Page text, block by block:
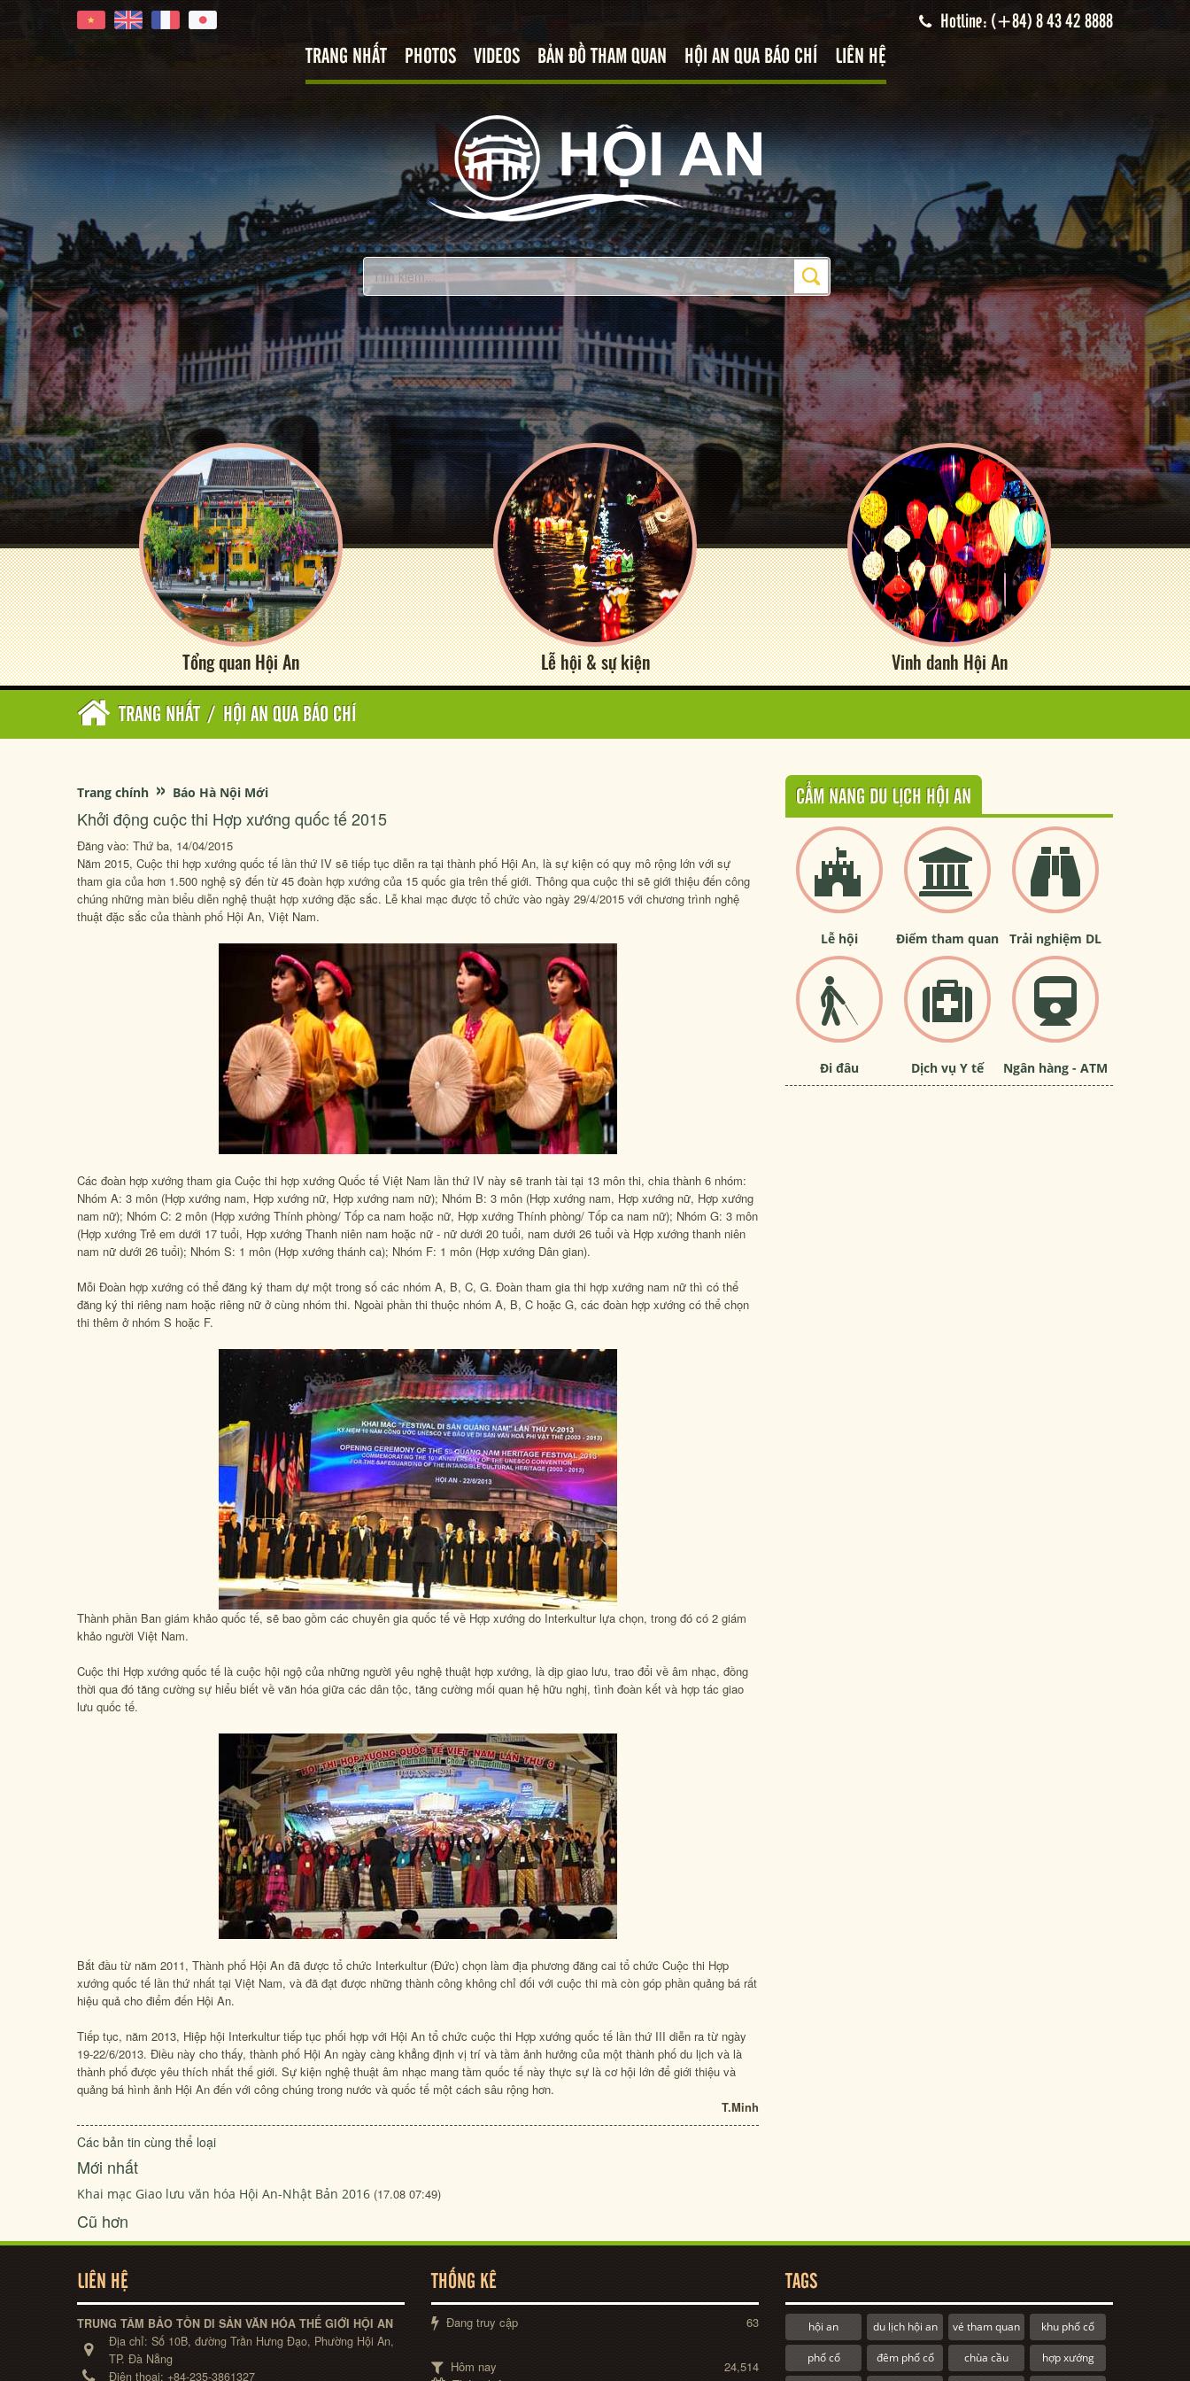
Hotline: (+84) 8 43 42 8888
TRANG NHẤT PHOTOS VIDEOS BẢN ĐỒ THAM QUAN HỘI AN QUA BÁO CHÍ LIÊN HỆ
Tổng quan Hội An Lễ hội & sự kiện Vinh danh Hội An
TRANG NHẤT / HỘI AN QUA BÁO CHÍ
Trang chính » Báo Hà Nội Mới
Khởi động cuộc thi Hợp xướng quốc tế 2015
Đăng vào: Thứ ba, 14/04/2015
Năm 2015, Cuộc thi hợp xướng quốc tế lần thứ IV sẽ tiếp tục diễn ra tại thành phố Hội An, là sự kiện có quy mô rộng lớn với sự
tham gia của hơn 1.500 nghệ sỹ đến từ 45 đoàn hợp xướng của 15 quốc gia trên thế giới. Thông qua cuộc thi sẽ giới thiệu đến công
chúng những màn biểu diễn nghệ thuật hợp xướng đặc sắc. Lễ khai mạc được tổ chức vào ngày 29/4/2015 với chương trình nghệ
thuật đặc sắc của thành phố Hội An, Việt Nam.
Các đoàn hợp xướng tham gia Cuộc thi hợp xướng Quốc tế Việt Nam lần thứ IV này sẽ tranh tài tại 13 môn thi, chia thành 6 nhóm:
Nhóm A: 3 môn (Hợp xướng nam, Hợp xướng nữ, Hợp xướng nam nữ); Nhóm B: 3 môn (Hợp xướng nam, Hợp xướng nữ, Hợp xướng
nam nữ); Nhóm C: 2 môn (Hợp xướng Thính phòng/ Tốp ca nam hoặc nữ, Hợp xướng Thính phòng/ Tốp ca nam nữ); Nhóm G: 3 môn
(Hợp xướng Trẻ em dưới 17 tuổi, Hợp xướng Thanh niên nam hoặc nữ - nữ dưới 20 tuổi, nam dưới 26 tuổi và Hợp xướng thanh niên
nam nữ dưới 26 tuổi); Nhóm S: 1 môn (Hợp xướng thánh ca); Nhóm F: 1 môn (Hợp xướng Dân gian).
Mỗi Đoàn hợp xướng có thể đăng ký tham dự một trong số các nhóm A, B, C, G. Đoàn tham gia thi hợp xướng nam nữ thì có thể
đăng ký thi riêng nam hoặc riêng nữ ở cùng nhóm thi. Ngoài phần thi thuộc nhóm A, B, C hoặc G, các đoàn hợp xướng có thể chọn
thi thêm ở nhóm S hoặc F.
Thành phần Ban giám khảo quốc tế, sẽ bao gồm các chuyên gia quốc tế về Hợp xướng do Interkultur lựa chọn, trong đó có 2 giám
khảo người Việt Nam.
Cuộc thi Hợp xướng quốc tế là cuộc hội ngộ của những người yêu nghệ thuật hợp xướng, là dịp giao lưu, trao đổi về âm nhạc, đồng
thời qua đó tăng cường sự hiểu biết về văn hóa giữa các dân tộc, tăng cường mối quan hệ hữu nghị, tình đoàn kết và hợp tác giao
lưu quốc tế.
Bắt đầu từ năm 2011, Thành phố Hội An đã được tổ chức Interkultur (Đức) chọn làm địa phương đăng cai tổ chức Cuộc thi Hợp
xướng quốc tế lần thứ nhất tại Việt Nam, và đã đạt được những thành công không chỉ đối với cuộc thi mà còn góp phần quảng bá rất
hiệu quả cho điểm đến Hội An.
Tiếp tục, năm 2013, Hiệp hội Interkultur tiếp tục phối hợp với Hội An tổ chức cuộc thi Hợp xướng quốc tế lần thứ III diễn ra từ ngày
19-22/6/2013. Điều này cho thấy, thành phố Hội An ngày càng khẳng định vị trí và tầm ảnh hưởng của một thành phố du lịch và là
thành phố được yêu thích nhất thế giới. Sự kiện nghệ thuật âm nhạc mang tầm quốc tế này thực sự là cơ hội lớn để giới thiệu và
quảng bá hình ảnh Hội An đến với công chúng trong nước và quốc tế một cách sâu rộng hơn.
T.Minh
Các bản tin cùng thể loại
Mới nhất
Khai mạc Giao lưu văn hóa Hội An-Nhật Bản 2016 (17.08 07:49)
Cũ hơn
CẨM NANG DU LỊCH HỘI AN
Lễ hội Điểm tham quan Trải nghiệm DL
Đi đâu Dịch vụ Y tế Ngân hàng - ATM
LIÊN HỆ
TRUNG TÂM BẢO TỒN DI SẢN VĂN HÓA THẾ GIỚI HỘI AN
Địa chỉ: Số 10B, đường Trần Hưng Đạo, Phường Hội An,
TP. Đà Nẵng
Điện thoại: +84-235-3861327
THỐNG KÊ
Đang truy cập 63
Hôm nay
24,514
TAGS
hội an du lịch hội an vé tham quan khu phố cổ
phố cổ đêm phố cổ chùa cầu hợp xướng